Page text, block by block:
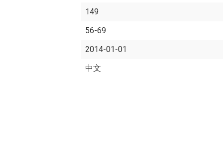
149
56-69
2014-01-01
中文